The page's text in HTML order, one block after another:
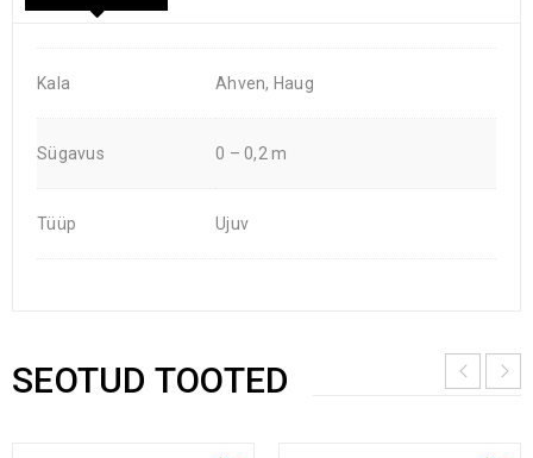
Kala Ahven, Haug
Sügavus 0 – 0,2 m
Tüüp Ujuv
SEOTUD TOOTED